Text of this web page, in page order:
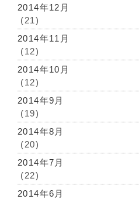
2014年12月
(21)
2014年11月
(12)
2014年10月
(12)
2014年9月
(19)
2014年8月
(20)
2014年7月
(22)
2014年6月